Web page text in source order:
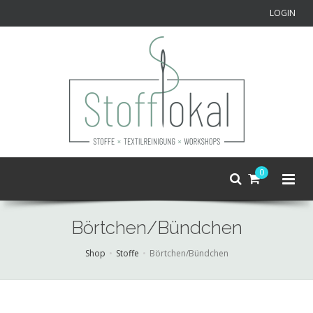
LOGIN
0
Börtchen/Bündchen
Shop Stoffe Börtchen/Bündchen